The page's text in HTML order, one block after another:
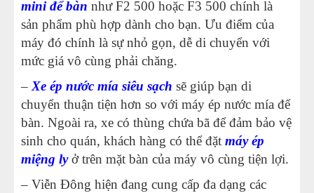
mini để bàn như F2 500 hoặc F3 500 chính là
sản phẩm phù hợp dành cho bạn. Ưu điểm của
máy đó chính là sự nhỏ gọn, dễ di chuyển với
mức giá vô cùng phải chăng.
– Xe ép nước mía siêu sạch sẽ giúp bạn di
chuyển thuận tiện hơn so với máy ép nước mía để
bàn. Ngoài ra, xe có thùng chứa bã để đảm bảo vệ
sinh cho quán, khách hàng có thể đặt máy ép
miệng lyở trên mặt bàn của máy vô cùng tiện lợi.
– Viễn Đông hiện đang cung cấp đa dạng các